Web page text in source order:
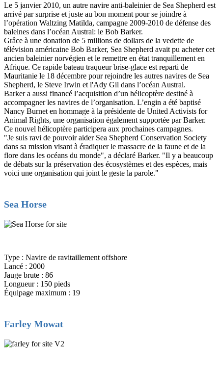
Le 5 janvier 2010, un autre navire anti-baleinier de Sea Shepherd est
arrivé par surprise et juste au bon moment pour se joindre à
l’opération Waltzing Matilda, campagne 2009-2010 de défense des
baleines dans l’océan Austral: le Bob Barker.
Grâce à une donation de 5 millions de dollars de la vedette de
télévision américaine Bob Barker, Sea Shepherd avait pu acheter cet
ancien baleinier norvégien et le remettre en état tranquillement en
Afrique. Ce rapide bateau traqueur brise-glace est reparti de
Mauritanie le 18 décembre pour rejoindre les autres navires de Sea
Shepherd, le Steve Irwin et l'Ady Gil dans l’océan Austral.
Barker a aussi financé l’acquisition d’un hélicoptère destiné à
accompagner les navires de l’organisation. L’engin a été baptisé
Nancy Burnet en hommage à la présidente de United Activists for
Animal Rights, une organisation également supportée par Barker.
Ce nouvel hélicoptère participera aux prochaines campagnes.
"Je suis ravi de pouvoir aider Sea Shepherd Conservation Society
dans sa mission visant à éradiquer le massacre de la faune et de la
flore dans les océans du monde", a déclaré Barker. "Il y a beaucoup
de débats sur la préservation des écosystèmes et des espèces, mais
voici une organisation qui joint le geste la parole."
Sea Horse
Type : Navire de ravitaillement offshore
Lancé : 2000
Jauge brute : 86
Longueur : 150 pieds
Équipage maximum : 19
Farley Mowat